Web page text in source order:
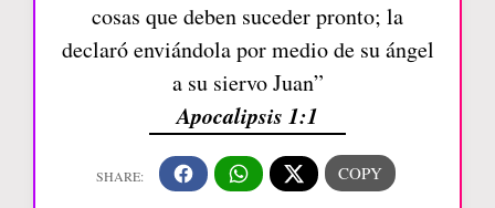
cosas que deben suceder pronto; la
declaró enviándola por medio de su ángel
a su siervo Juan”
Apocalipsis 1:1